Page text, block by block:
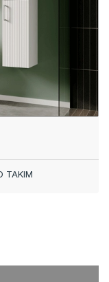
TAKIM